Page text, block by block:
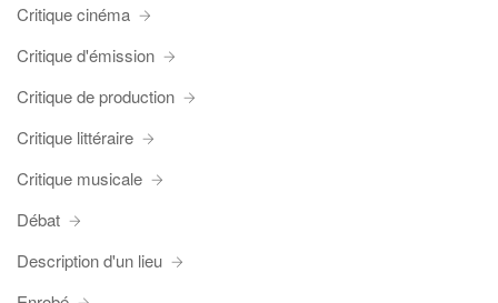
Critique cinéma
Critique d'émission
Critique de production
Critique littéraire
Critique musicale
Débat
Description d'un lieu